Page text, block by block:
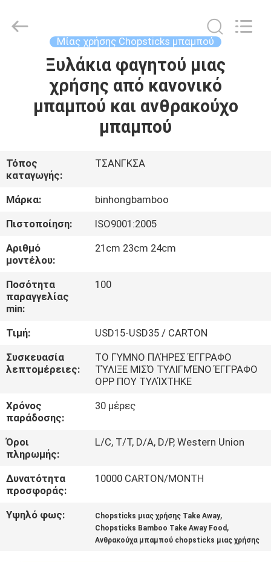
ΠΡΟΪΌΝΤΑ
ΕΜΕΊΣ
ΓΎΡΟΣ
ΕΡΓΟΣΤΑΣΊΩΝ
ΠΟΙΟΤΙΚΌΣ
ΈΛΕΓΧΟΣ
ΕΛΆΤΕ
ΣΕ
ΕΠΑΦΉ
ΜΕ
ΕΙΔΉΣΕΙΣ
SITEMAP
PRIVACY
and
Export
Μίας χρήσης Chopsticks μπαμπού
Ξυλάκια φαγητού μιας
χρήσης από κανονικό
μπαμπού και ανθρακούχο
μπαμπού
Τόπος
καταγωγής:
ΤΣΑΝΓΚΣΑ
Μάρκα:
binhongbamboo
Πιστοποίηση:
ISO9001:2005
Αριθμό
μοντέλου:
21cm 23cm 24cm
Ποσότητα
παραγγελίας
min:
100
Τιμή:
USD15-USD35 / CARTON
Συσκευασία
λεπτομέρειες:
ΤΟ ΓΥΜΝΟ ΠΛΉΡΕΣ ΈΓΓΡΑΦΟ
ΤΎΛΙΞΕ ΜΙΣΌ ΤΥΛΙΓΜΈΝΟ ΈΓΓΡΑΦΟ
OPP ΠΟΥ ΤΥΛΊΧΤΗΚΕ
Χρόνος
παράδοσης:
30 μέρες
Όροι
πληρωμής:
L/C, T/T, D/A, D/P, Western Union
Δυνατότητα
προσφοράς:
10000 CARTON/MONTH
Υψηλό φως: Chopsticks μιας χρήσης Take Away,
Chopsticks Bamboo Take Away Food ,
Ανθρακούχα μπαμπού chopsticks μιας χρήσης